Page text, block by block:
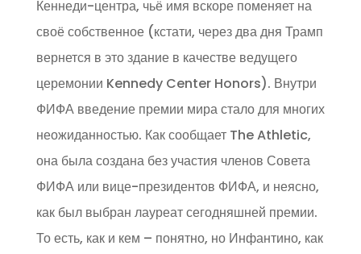
Кеннеди-центра, чьё имя вскоре поменяет на
своё собственное (кстати, через два дня Трамп
вернется в это здание в качестве ведущего
церемонии Kennedy Center Honors). Внутри
ФИФА введение премии мира стало для многих
неожиданностью. Как сообщает The Athletic,
она была создана без участия членов Совета
ФИФА или вице-президентов ФИФА, и неясно,
как был выбран лауреат сегодняшней премии.
То есть, как и кем – понятно, но Инфантино, как